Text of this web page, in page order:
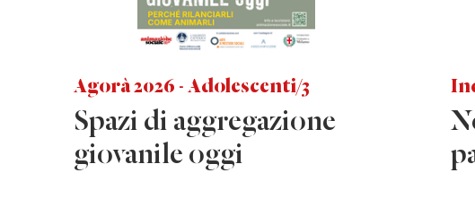
Agorà 2026 - Adolescenti/3
Spazi di aggregazione
giovanile oggi